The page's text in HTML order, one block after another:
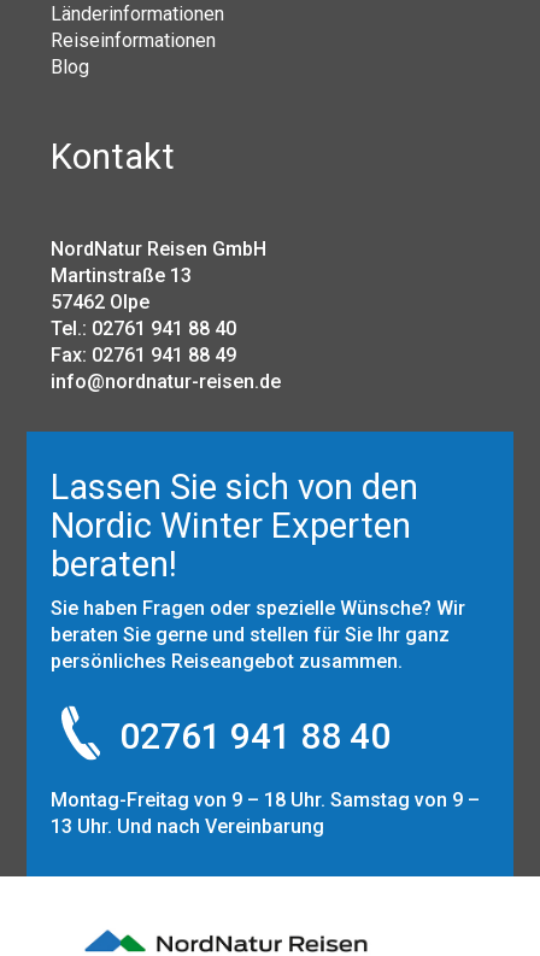
Länderinformationen
Reiseinformationen
Blog
Kontakt
NordNatur Reisen GmbH
Martinstraße 13
57462 Olpe
Tel.: 02761 941 88 40
Fax: 02761 941 88 49
info@nordnatur-reisen.de
Lassen Sie sich von den
Nordic Winter Experten
beraten!
Sie haben Fragen oder spezielle Wünsche? Wir
beraten Sie gerne und stellen für Sie Ihr ganz
persönliches Reiseangebot zusammen.
02761 941 88 40
Montag-Freitag von 9 – 18 Uhr. Samstag von 9 –
13 Uhr. Und nach Vereinbarung